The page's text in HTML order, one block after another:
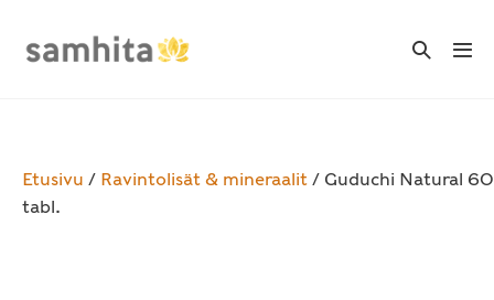
Search
Etusivu / Ravintolisät & mineraalit / Guduchi Natural 60
tabl.